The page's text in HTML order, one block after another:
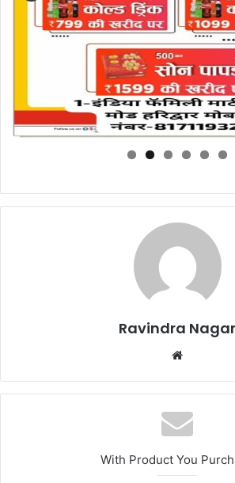
Ravindra Nagar
Website
With Product You